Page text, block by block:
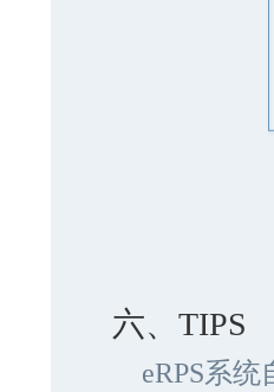
六、TIPS
eRPS系